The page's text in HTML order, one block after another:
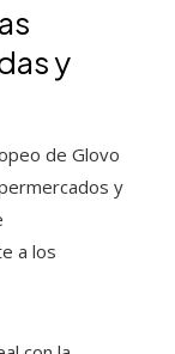
y
de Glovo
y
a los